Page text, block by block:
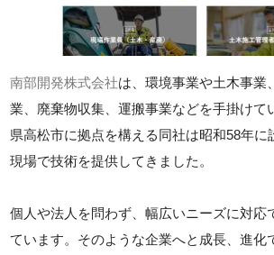
南部開発株式会社は、環境事業や土木事業
業、廃棄物収集、運搬事業などを手掛けて
県高松市に拠点を構える同社は昭和58年に
現場で技術を提供してきました。
個人や法人を問わず、幅広いニーズに対応
ています。そのような企業へと成長、進化